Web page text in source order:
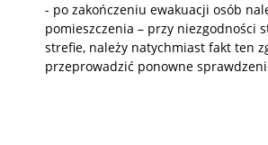
- po zakończeniu ewakuacji osób
pomieszczenia – przy niezgodności
strefie, należy natychmiast fakt ten
przeprowadzić ponowne